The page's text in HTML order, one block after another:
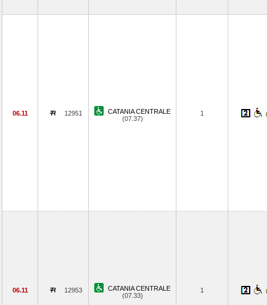
06.11 12951
CATANIA CENTRALE
(07.37)
1
06.11 12953
CATANIA CENTRALE
(07.33)
1